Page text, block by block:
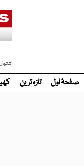
صفحۂ اول تازہ ترین